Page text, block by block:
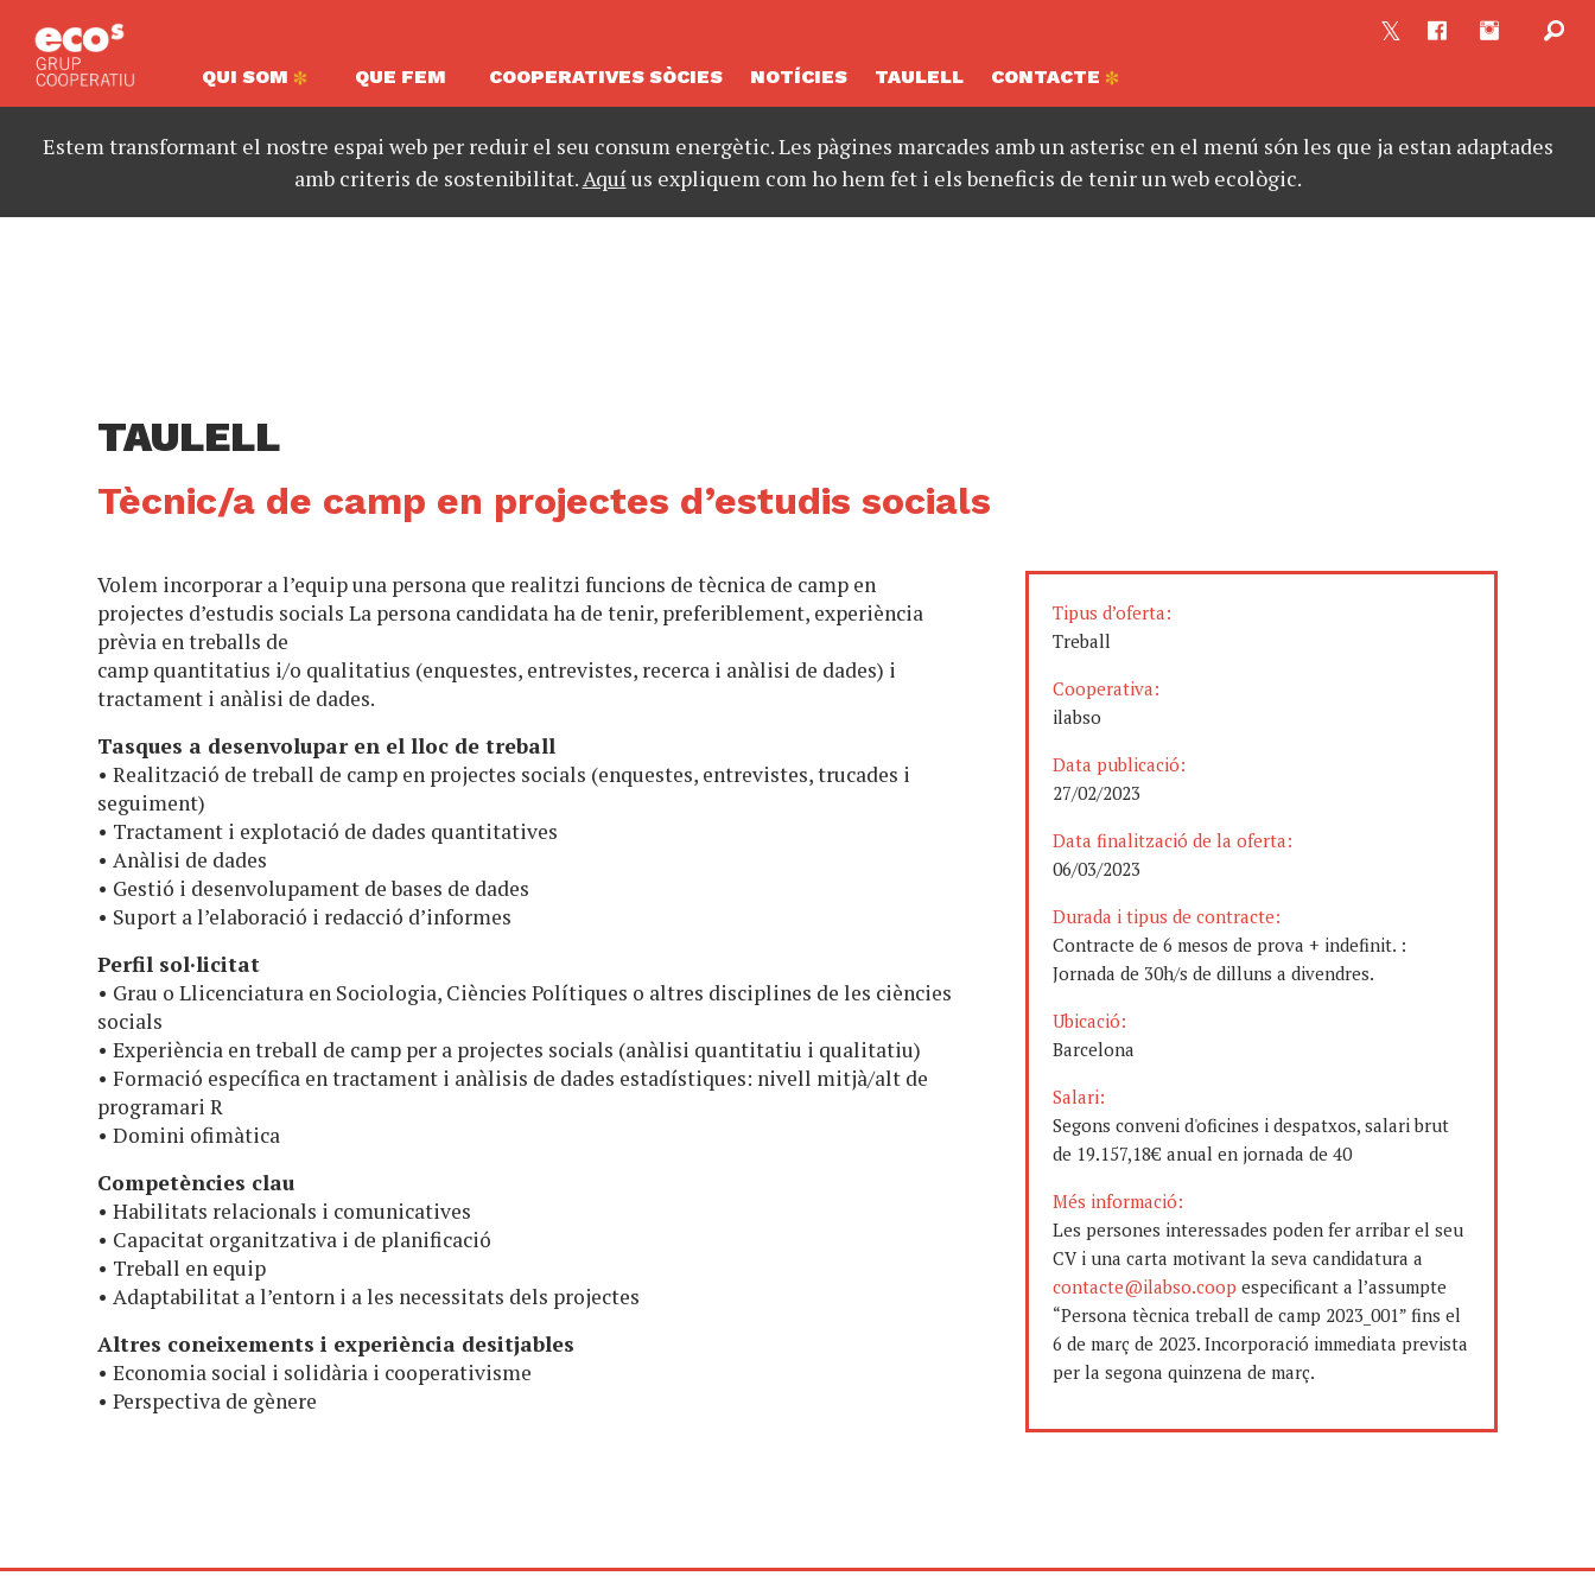
QUI SOM QUE FEM COOPERATIVES SÒCIES NOTÍCIES TAULELL CONTACTE
Estem transformant el nostre espai web per reduir el seu consum energètic. Les pàgines marcades amb un asterisc en el menú són les que ja estan adaptades
amb criteris de sostenibilitat.Aquíus expliquem com ho hem fet i els beneficis de tenir un web ecològic.
TAULELL
Tècnic/a de camp en projectes d’estudis socials
Volem incorporar a l’equip una persona que realitzi funcions de tècnica de camp en
projectes d’estudis socials La persona candidata ha de tenir, preferiblement, experiència
prèvia en treballs de
camp quantitatius i/o qualitatius (enquestes, entrevistes, recerca i anàlisi de dades) i
tractament i anàlisi de dades.
Tasques a desenvolupar en el lloc de treball
• Realització de treball de camp en projectes socials (enquestes, entrevistes, trucades i
seguiment)
• Tractament i explotació de dades quantitatives
• Anàlisi de dades
• Gestió i desenvolupament de bases de dades
• Suport a l’elaboració i redacció d’informes
Perfil sol·licitat
• Grau o Llicenciatura en Sociologia, Ciències Polítiques o altres disciplines de les ciències
socials
• Experiència en treball de camp per a projectes socials (anàlisi quantitatiu i qualitatiu)
• Formació específica en tractament i anàlisis de dades estadístiques: nivell mitjà/alt de
programari R
• Domini ofimàtica
Competències clau
• Habilitats relacionals i comunicatives
• Capacitat organitzativa i de planificació
• Treball en equip
• Adaptabilitat a l’entorn i a les necessitats dels projectes
Altres coneixements i experiència desitjables
• Economia social i solidària i cooperativisme
• Perspectiva de gènere
Tipus d’oferta:
Treball
Cooperativa:
ilabso
Data publicació:
27/02/2023
Data finalització de la oferta:
06/03/2023
Durada i tipus de contracte:
Contracte de 6 mesos de prova + indefinit. :
Jornada de 30h/s de dilluns a divendres.
Ubicació:
Barcelona
Salari:
Segons conveni d'oficines i despatxos, salari brut
de 19.157,18€ anual en jornada de 40
Més informació:
Les persones interessades poden fer arribar el seu
CV i una carta motivant la seva candidatura a
contacte@ilabso.coop especificant a l’assumpte
“Persona tècnica treball de camp 2023_001” fins el
6 de març de 2023. Incorporació immediata prevista
per la segona quinzena de març.